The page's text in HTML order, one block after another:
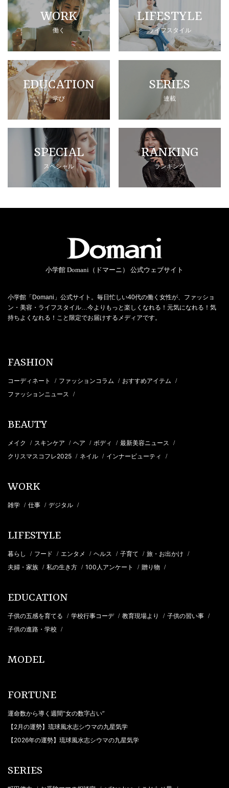
WORK
働く
LIFESTYLE
ライフスタイル
EDUCATION
学び
SERIES
連載
SPECIAL
スペシャル
RANKING
ランキング
小学館 Domani（ドマーニ） 公式ウェブサイト
小学館「Domani」公式サイト。毎日忙しい40代の働く女性が、ファッショ
ン・美容・ライフスタイル…今よりもっと楽しくなれる！元気になれる！気
持ちよくなれる！こと限定でお届けするメディアです。
FASHION
コーディネート / ファッションコラム / おすすめアイテム /
ファッションニュース /
BEAUTY
メイク / スキンケア / ヘア / ボディ / 最新美容ニュース /
クリスマスコフレ2025 / ネイル / インナービューティ /
WORK
雑学 / 仕事 / デジタル /
LIFESTYLE
暮らし / フード / エンタメ / ヘルス / 子育て / 旅・お出かけ /
夫婦・家族 / 私の生き方 / 100人アンケート / 贈り物 /
EDUCATION
子供の五感を育てる / 学校行事コーデ / 教育現場より / 子供の習い事 /
子供の進路・学校 /
MODEL
FORTUNE
運命数から導く週間“女の数字占い”
【2月の運勢】琉球風水志シウマの九星気学
【2026年の運勢】琉球風水志シウマの九星気学
SERIES